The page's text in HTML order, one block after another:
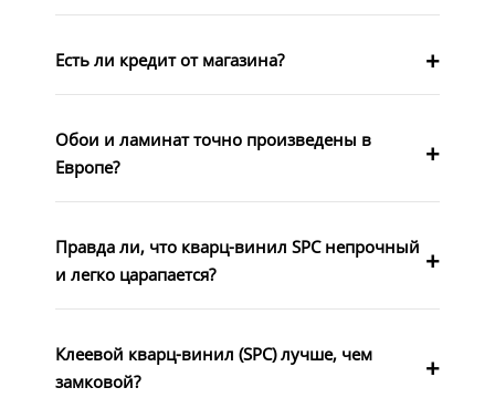
Есть ли кредит от магазина?
Обои и ламинат точно произведены в
Европе?
Правда ли, что кварц-винил SPC непрочный
и легко царапается?
Клеевой кварц-винил (SPC) лучше, чем
замковой?